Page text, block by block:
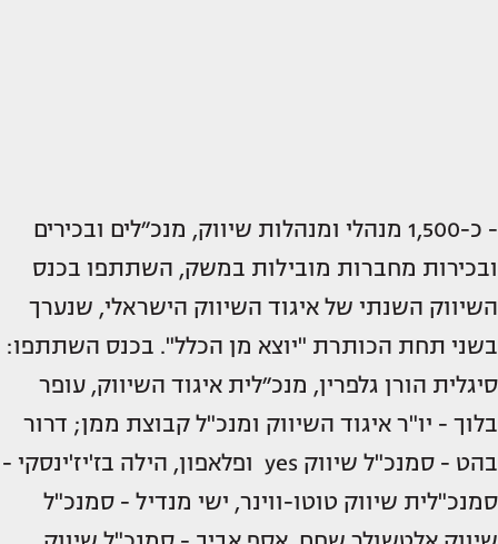
- כ-1,500 מנהלי ומנהלות שיווק, מנכ״לים ובכירים
ובכירות מחברות מובילות במשק, השתתפו בכנס
השיווק השנתי של איגוד השיווק הישראלי, שנערך
בשני תחת הכותרת "יוצא מן הכלל". בכנס השתתפו:
סיגלית הורן גלפרין, מנכ״לית איגוד השיווק, עופר
בלוך - יו"ר איגוד השיווק ומנכ"ל קבוצת ממן; דרור
בהט - סמנכ"ל שיווק yes ופלאפון, הילה בז'יז'ינסקי -
סמנכ"לית שיווק טוטו-ווינר, ישי מנדיל - סמנכ"ל